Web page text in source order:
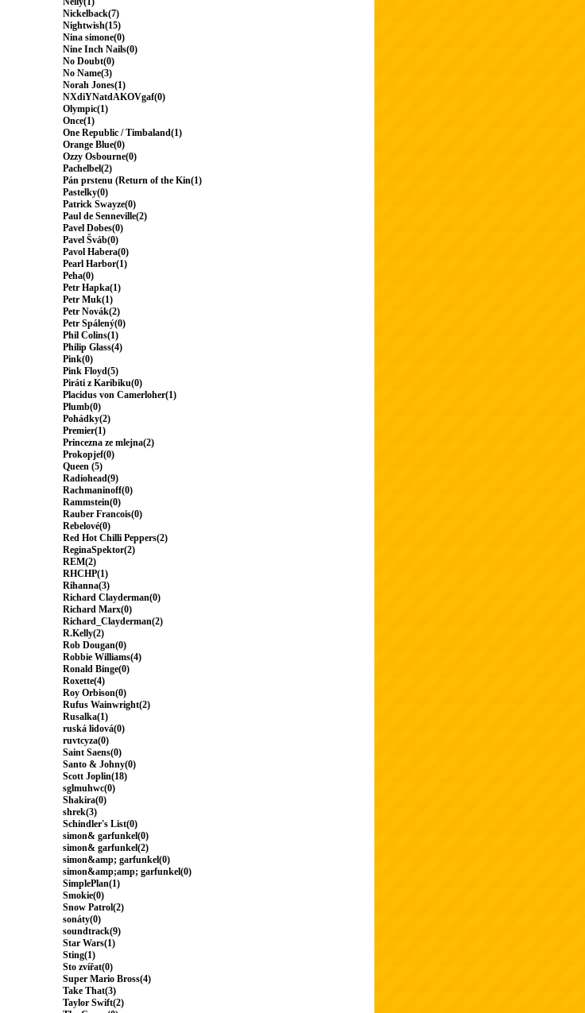
Nickelback(7)
Nightwish(15)
Nina simone(0)
Nine Inch Nails(0)
No Doubt(0)
No Name(3)
Norah Jones(1)
NXdiYNatdAKOVgaf(0)
Olympic(1)
Once(1)
One Republic / Timbaland(1)
Orange Blue(0)
Ozzy Osbourne(0)
Pachelbel(2)
Pán prstenu (Return of the Kin(1)
Pastelky(0)
Patrick Swayze(0)
Paul de Senneville(2)
Pavel Dobes(0)
Pavel Šváb(0)
Pavol Habera(0)
Pearl Harbor(1)
Peha(0)
Petr Hapka(1)
Petr Muk(1)
Petr Novák(2)
Petr Spálený(0)
Phil Colins(1)
Philip Glass(4)
Pink(0)
Pink Floyd(5)
Piráti z Karibiku(0)
Placidus von Camerloher(1)
Plumb(0)
Pohádky(2)
Premier(1)
Princezna ze mlejna(2)
Prokopjef(0)
Queen (5)
Radiohead(9)
Rachmaninoff(0)
Rammstein(0)
Rauber Francois(0)
Rebelové(0)
Red Hot Chilli Peppers(2)
ReginaSpektor(2)
REM(2)
RHCHP(1)
Rihanna(3)
Richard Clayderman(0)
Richard Marx(0)
Richard_Clayderman(2)
R.Kelly(2)
Rob Dougan(0)
Robbie Williams(4)
Ronald Binge(0)
Roxette(4)
Roy Orbison(0)
Rufus Wainwright(2)
Rusalka(1)
ruská lidová(0)
ruvtcyza(0)
Saint Saens(0)
Santo & Johny(0)
Scott Joplin(18)
sglmuhwc(0)
Shakira(0)
shrek(3)
Schindler's List(0)
simon& garfunkel(0)
simon& garfunkel(2)
simon&amp; garfunkel(0)
simon&amp;amp; garfunkel(0)
SimplePlan(1)
Smokie(0)
Snow Patrol(2)
sonáty(0)
soundtrack(9)
Star Wars(1)
Sting(1)
Sto zvířat(0)
Super Mario Bross(4)
Take That(3)
Taylor Swift(2)